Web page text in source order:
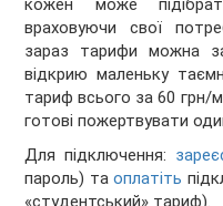
кожен може
враховуючи свої
зараз тарифи можна
відкрию маленьку
тариф всього за 60 грн/
готові пожертвувати
Для підключення:
пароль) таоплатіть
«студентський» тариф).